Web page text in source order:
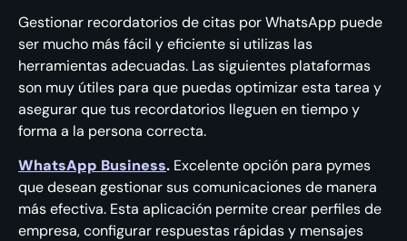
Gestionar recordatorios de citas por WhatsApp puede
ser mucho más fácil y eficiente si utilizas las
herramientas adecuadas. Las siguientes plataformas
son muy útiles para que puedas optimizar esta tarea y
asegurar que tus recordatorios lleguen en tiempo y
forma a la persona correcta.
WhatsApp Business. Excelente opción para pymes
que desean gestionar sus comunicaciones de manera
más efectiva. Esta aplicación permite crear perfiles de
empresa, configurar respuestas rápidas y mensajes